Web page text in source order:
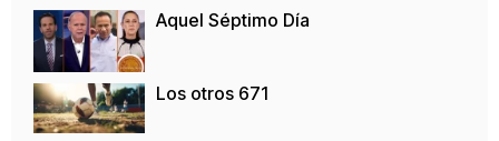
Aquel Séptimo Día
Los otros 671